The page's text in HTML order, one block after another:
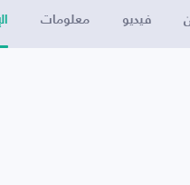
فيديو معلومات